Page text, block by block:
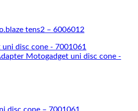
tens2 – 6006012